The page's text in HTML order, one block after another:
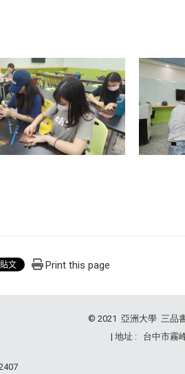
Print this page
© 2021 亞洲大學 三品
| 地址 : 台中市霧